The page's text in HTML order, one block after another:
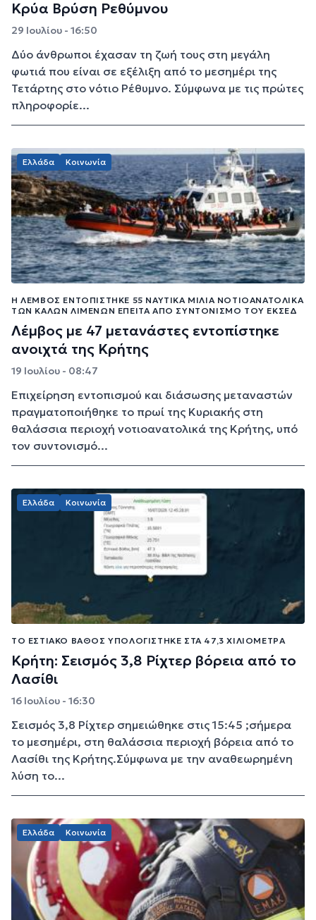
Κρύα Βρύση Ρεθύμνου
29 Ιουλίου - 16:50
Δύο άνθρωποι έχασαν τη ζωή τους στη μεγάλη
φωτιά που είναι σε εξέλιξη από το μεσημέρι της
Τετάρτης στο νότιο Ρέθυμνο. Σύμφωνα με τις πρώτες
πληροφορίε...
Ελλάδα Κοινωνία
Η ΛΈΜΒΟΣ ΕΝΤΟΠΊΣΤΗΚΕ 55 ΝΑΥΤΙΚΆ ΜΊΛΙΑ ΝΟΤΙΟΑΝΑΤΟΛΙΚΆ
ΤΩΝ ΚΑΛΏΝ ΛΙΜΈΝΩΝ ΈΠΕΙΤΑ ΑΠΌ ΣΥΝΤΟΝΙΣΜΌ ΤΟΥ ΕΚΣΕΔ
Λέμβος με 47 μετανάστες εντοπίστηκε
ανοιχτά της Κρήτης
19 Ιουλίου - 08:47
Επιχείρηση εντοπισμού και διάσωσης μεταναστών
πραγματοποιήθηκε το πρωί της Κυριακής στη
θαλάσσια περιοχή νοτιοανατολικά της Κρήτης, υπό
τον συντονισμό...
Ελλάδα Κοινωνία
ΤΟ ΕΣΤΙΑΚΌ ΒΆΘΟΣ ΥΠΟΛΟΓΊΣΤΗΚΕ ΣΤΑ 47,3 ΧΙΛΙΌΜΕΤΡΑ
Κρήτη: Σεισμός 3,8 Ρίχτερ βόρεια από το
Λασίθι
16 Ιουλίου - 16:30
Σεισμός 3,8 Ρίχτερ σημειώθηκε στις 15:45 ;σήμερα
το μεσημέρι, στη θαλάσσια περιοχή βόρεια από το
Λασίθι της Κρήτης.Σύμφωνα με την αναθεωρημένη
λύση το...
Ελλάδα Κοινωνία